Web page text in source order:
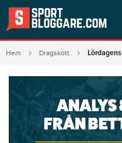
Hem Dragskott